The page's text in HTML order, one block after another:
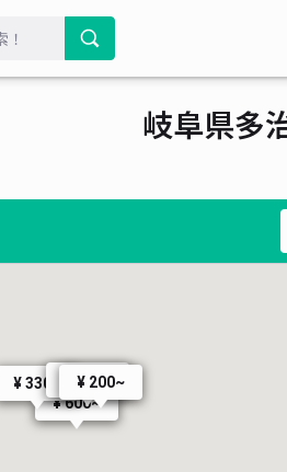
岐阜県多
¥ 600~
¥ 330~ ¥ 500~
¥ 200~